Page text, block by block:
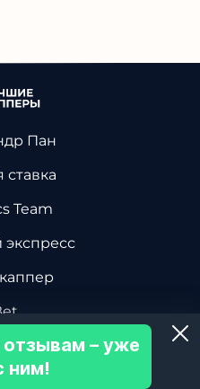
Пан
ставка
Team
экспресс
БК
– уже
ним!